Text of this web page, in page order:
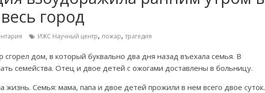
город
ИЖС Научный центр, пожар, трагедия
дом, в который буквально два дня назад въехала семья. В
семейства. Отец и двое детей с ожогами доставлены в больницу.
жизнь. Семья: мама, папа и двое детей прожили в нем всего двое суток.